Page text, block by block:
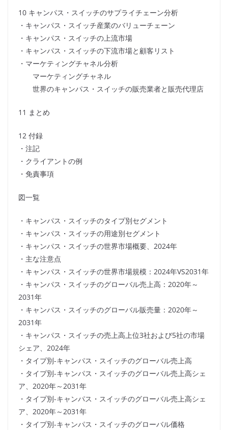
10 キャンパス・スイッチのサプライチェーン分析
・キャンパス・スイッチ産業のバリューチェーン
・キャンパス・スイッチの上流市場
・キャンパス・スイッチの下流市場と顧客リスト
・マーケティングチャネル分析
マーケティングチャネル
世界のキャンパス・スイッチの販売業者と販売代理店
11 まとめ
12 付録
・注記
・クライアントの例
・免責事項
図一覧
・キャンパス・スイッチのタイプ別セグメント
・キャンパス・スイッチの用途別セグメント
・キャンパス・スイッチの世界市場概要、2024年
・主な注意点
・キャンパス・スイッチの世界市場規模：2024年VS2031年
・キャンパス・スイッチのグローバル売上高：2020年～
2031年
・キャンパス・スイッチのグローバル販売量：2020年～
2031年
・キャンパス・スイッチの売上高上位3社および5社の市場
シェア、2024年
・タイプ別-キャンパス・スイッチのグローバル売上高
・タイプ別-キャンパス・スイッチのグローバル売上高シェ
ア、2020年～2031年
・タイプ別-キャンパス・スイッチのグローバル売上高シェ
ア、2020年～2031年
・タイプ別-キャンパス・スイッチのグローバル価格